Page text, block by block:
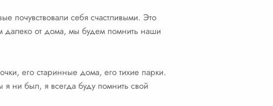
почувствовали себя счастливыми. Это
далеко от дома, мы будем помнить наши
его старинные дома, его тихие парки.
ни был, я всегда буду помнить свой